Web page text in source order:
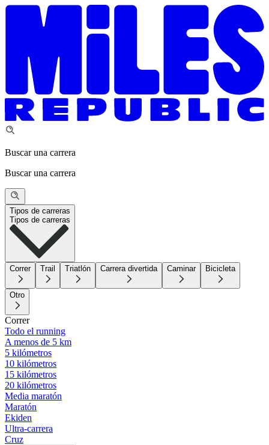
Buscar una carrera
Buscar una carrera
Tipos de carreras
Tipos de carreras
Correr Trail Triatlón Carrera divertida Caminar Bicicleta
Otro
Correr
Todo el running
A menos de 5 km
5 kilómetros
10 kilómetros
15 kilómetros
20 kilómetros
Media maratón
Maratón
Ekiden
Ultra-carrera
Cruz